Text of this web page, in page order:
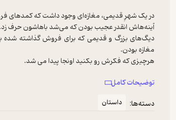
توضیحات کامل
دسته‌ها:
داستان